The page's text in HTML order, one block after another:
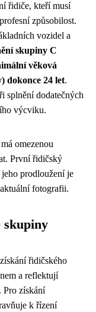
řidiče, kteří musí
způsobilost.
vozidel a
skupiny C
věková
dokonce 24 let.
splnění dodatečných
výcviku.
omezenou
První řidičský
prodloužení je
fotografii.
skupiny
řidičského
a reflektují
Pro získání
k řízení